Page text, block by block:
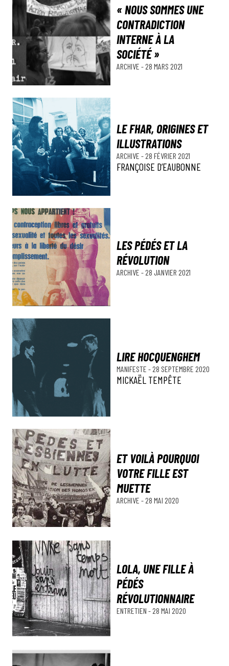
« NOUS SOMMES UNE
CONTRADICTION
INTERNE À LA
SOCIÉTÉ »
ARCHIVE - 28 MARS 2021
LE FHAR, ORIGINES ET
ILLUSTRATIONS
ARCHIVE - 28 FÉVRIER 2021
FRANÇOISE D’EAUBONNE
LES PÉDÉS ET LA
RÉVOLUTION
ARCHIVE - 28 JANVIER 2021
LIRE HOCQUENGHEM
MANIFESTE - 28 SEPTEMBRE 2020
MICKAËL TEMPÊTE
ET VOILÀ POURQUOI
VOTRE FILLE EST
MUETTE
ARCHIVE - 28 MAI 2020
LOLA, UNE FILLE À
PÉDÉS
RÉVOLUTIONNAIRE
ENTRETIEN - 28 MAI 2020